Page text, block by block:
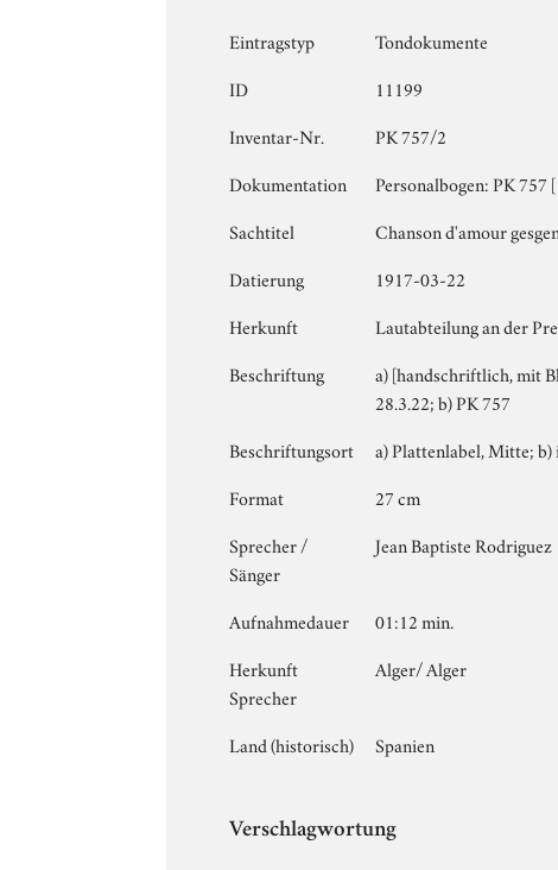
Eintragstyp
Tondokumente
ID
11199
Inventar-Nr.
PK 757/2
Dokumentation
Personalbogen: PK
Sachtitel
Chanson d'amour
Datierung
1917-03-22
Herkunft
Lautabteilung an der
Beschriftung
a) [handschriftlich, mit
28.3.22; b) PK 757
Beschriftungsort
a) Plattenlabel, Mitte;
Format
27 cm
Sprecher /
Sänger
Jean Baptiste Rodriguez
Aufnahmedauer
01:12 min.
Herkunft
Sprecher
Alger/ Alger
Land (historisch) Spanien
Verschlagwortung